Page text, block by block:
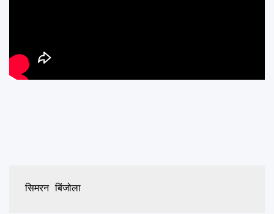
सिमरन बिंजोला